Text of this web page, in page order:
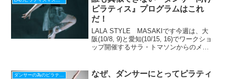
て、『長野』...
ピラティス』プログラムはこれ
だ！
LALA STYLE MASAKIです今週は、大
阪(10/8, 9)と愛知(10/15, 16)でワークショ
ップ開催するサラ・トマソンからのメッ
プロダンサーの経験！一貫...
ダンサーの為のピラティス
なぜ、ダンサーにとってピラティ